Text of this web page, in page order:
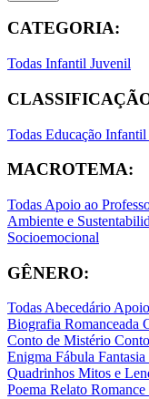
CATEGORIA:
Todas Infantil Juvenil
Todas Educação Infantil
MACROTEMA:
Todas Apoio ao
Ambiente e
Socioemocional
GÊNERO:
TodasAbecedário
Biografia Romanceada
Conto de Mistério
Enigma Fábula Fantasia
Quadrinhos Mitos e
Poema Relato Romance